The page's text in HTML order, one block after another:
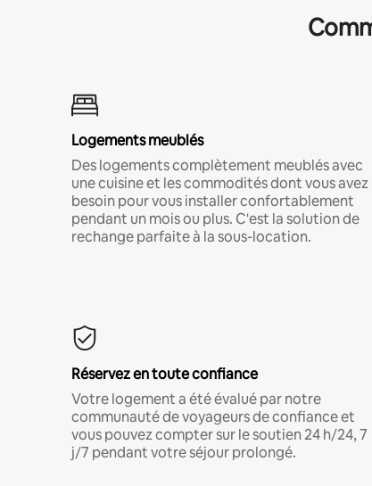
Logements meublés
Des logements complètement meublés avec
une cuisine et les commodités dont vous avez
besoin pour vous installer confortablement
pendant un mois ou plus. C'est la solution de
rechange parfaite à la sous-location.
Réservez en toute confiance
Votre logement a été évalué par notre
communauté de voyageurs de confiance et
vous pouvez compter sur le soutien 24 h/24, 7
j/7 pendant votre séjour prolongé.